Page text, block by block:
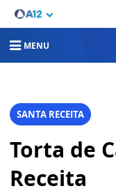
MENU
SANTA RECEITA
Torta de
Receita